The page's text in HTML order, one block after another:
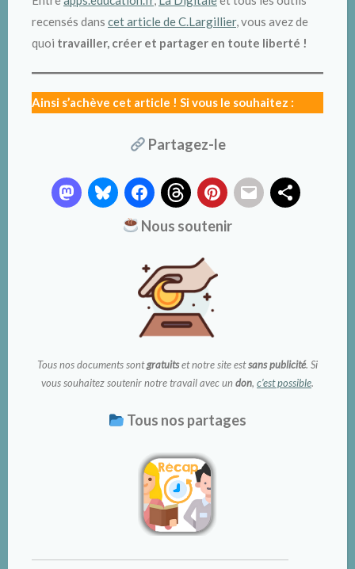
LibreOffice (gratuit) :
bureautique
A
Primschool (payant) :
téléchargerici
recensés dans cet article de C.Largillier, vous avez de
quoi travailler, créer et partager en toute liberté !
Ainsi s’achève cet article ! Si vous le souhaitez :
Partagez-le
Nous soutenir
Tous nos documents sontgratuitset notre site estsans publicité. Si
vous souhaitez soutenir notre travail avec undon, c’est possible.
Tous nos partages